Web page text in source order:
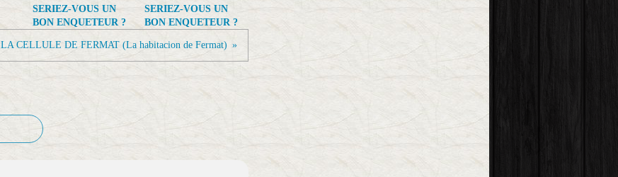
SERIEZ-VOUS UN
BON ENQUETEUR ?
SERIEZ-VOUS UN
BON ENQUETEUR ?
LA CELLULE DE FERMAT (La habitacion de Fermat)